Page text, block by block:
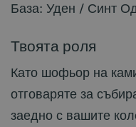
База: Уден / Синт
Твоята роля
Като шофьор на
отговаряте за
заедно с вашите